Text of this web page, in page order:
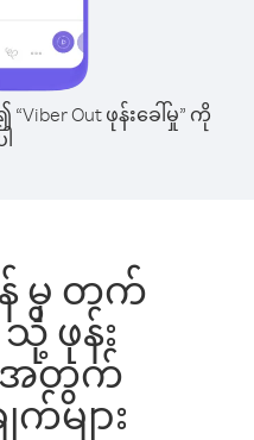
Out ဖုန်းခေါ်မှု” ကို
မှ တက်
ဖုန်း
းအတွက်
များ